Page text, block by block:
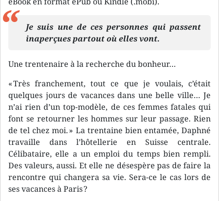
Je suis une de ces personnes qui passent
inaperçues partout où elles vont.
Une trentenaire à la recherche du bonheur…
« Très franchement, tout ce que je voulais, c’était
quelques jours de vacances dans une belle ville… Je
n’ai rien d’un top-modèle, de ces femmes fatales qui
font se retourner les hommes sur leur passage. Rien
de tel chez moi. » La trentaine bien entamée, Daphné
travaille dans l’hôtellerie en Suisse centrale.
Célibataire, elle a un emploi du temps bien rempli.
Des valeurs, aussi. Et elle ne désespère pas de faire la
rencontre qui changera sa vie. Sera-ce le cas lors de
ses vacances à Paris ?